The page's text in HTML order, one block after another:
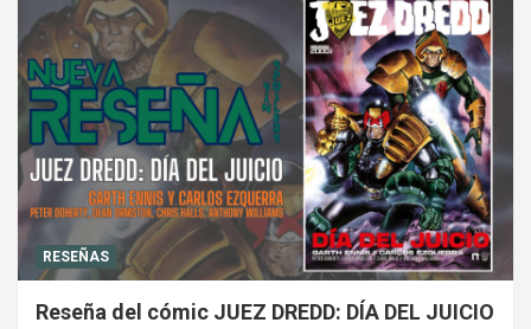
RESEÑAS
Reseña del cómic JUEZ DREDD: DÍA DEL JUICIO